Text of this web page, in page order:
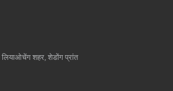
लियाओचेंग शहर, शेडोंग प्रांत